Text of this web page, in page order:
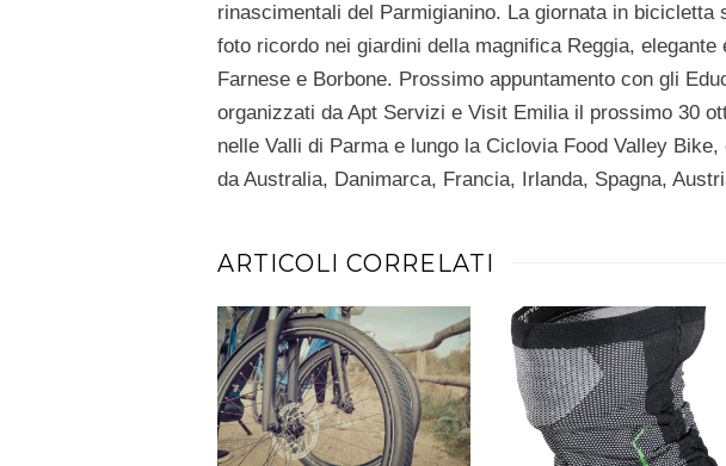
rinascimentali del Parmigianino. La giornata in bicicletta
foto ricordo nei giardini della magnifica Reggia,
Farnese e Borbone. Prossimo appuntamento con gli
organizzati da Apt Servizi e Visit Emilia il prossimo 30
nelle Valli di Parma e lungo la Ciclovia Food Valley
da Australia, Danimarca, Francia, Irlanda, Spagna,
ARTICOLI CORRELATI